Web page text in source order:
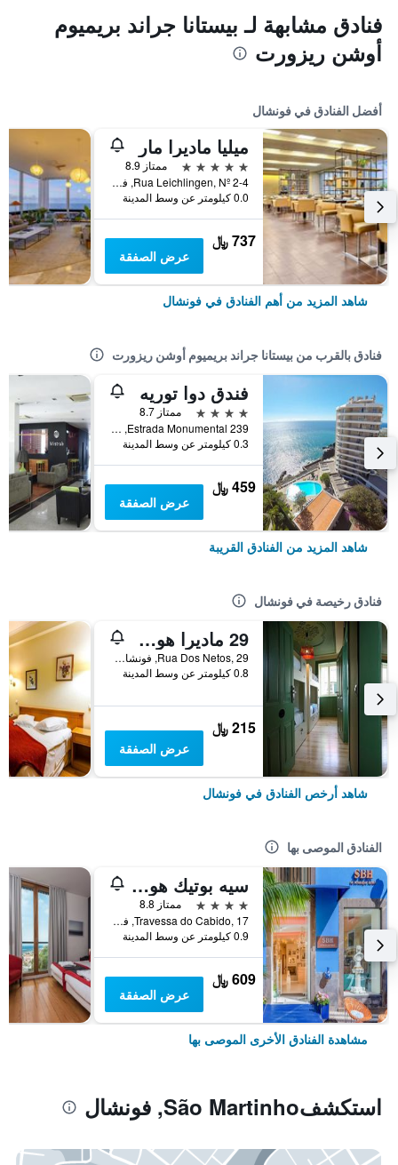
فنادق مشابهة لـ بيستانا جراند بريميوم
أوشن ريزورت
أفضل الفنادق في فونشال
ميليا ماديرا مار
5 نجوم
ممتاز 8.9
Rua Leichlingen, Nº 2-4, فونشال, جزر ماديرا, البرتغال
0.0 كيلومتر عن وسط المدينة
737 ﷼
عرض الصفقة
شاهد المزيد من أهم الفنادق في فونشال
فنادق بالقرب من بيستانا جراند بريميوم أوشن ريزورت
فندق دوا توريه
4 نجوم
ممتاز 8.7
Estrada Monumental 239, فونشال, جزر ماديرا, البرتغال
0.3 كيلومتر عن وسط المدينة
459 ﷼
عرض الصفقة
شاهد المزيد من الفنادق القريبة
فنادق رخيصة في فونشال
29 ماديرا هوستل
Rua Dos Netos, 29, فونشال, جزر ماديرا, البرتغال
0.8 كيلومتر عن وسط المدينة
215 ﷼
عرض الصفقة
شاهد أرخص الفنادق في فونشال
الفنادق الموصى بها
سيه بوتيك هوتيل
4 نجوم
ممتاز 8.8
Travessa do Cabido, 17, فونشال, جزر ماديرا, البرتغال
0.9 كيلومتر عن وسط المدينة
609 ﷼
عرض الصفقة
مشاهدة الفنادق الأخرى الموصى بها
استكشفSão Martinho, فونشال